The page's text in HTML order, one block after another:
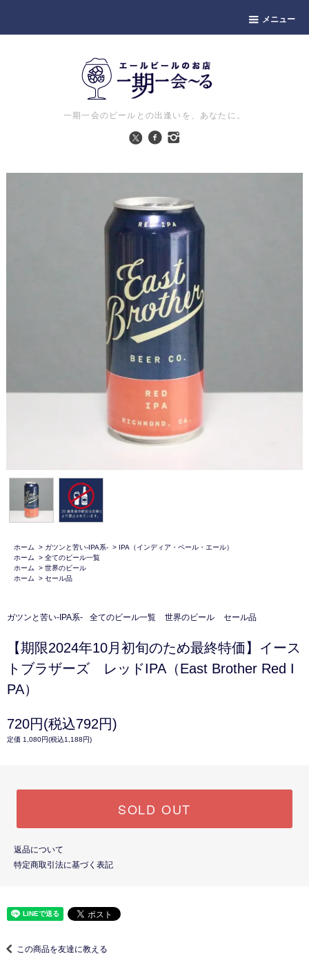
メニュー
一期一会のビールとの出逢いを、あなたに。
ホーム > ガツンと苦い-IPA系- >
IPA（インディア・ペール・エール）
ホーム
> 全てのビール一覧
ホーム
> 世界のビール
ホーム
> セール品
ガツンと苦い-IPA系- 全てのビール一覧 世界のビール セール品
【期限2024年10月初旬のため最終特価】イース
トブラザーズ レッドIPA（East Brother Red I
PA）
720円(税込792円)
定価 1,080円(税込1,188円)
SOLD OUT
返品について
特定商取引法に基づく表記
この商品を友達に教える